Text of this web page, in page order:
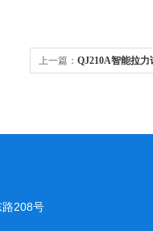
上一篇： QJ210A智能拉力
路208号